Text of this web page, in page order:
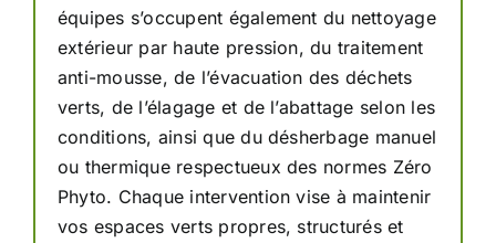
équipes s’occupent également du nettoyage
extérieur par haute pression, du traitement
anti-mousse, de l’évacuation des déchets
verts, de l’élagage et de l’abattage selon les
conditions, ainsi que du désherbage manuel
ou thermique respectueux des normes Zéro
Phyto. Chaque intervention vise à maintenir
vos espaces verts propres, structurés et